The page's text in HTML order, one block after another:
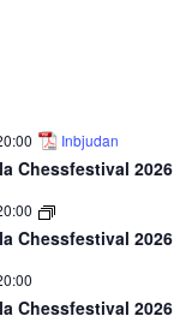
Inbjudan
Chessfestival 2026
Chessfestival 2026
Chessfestival 2026